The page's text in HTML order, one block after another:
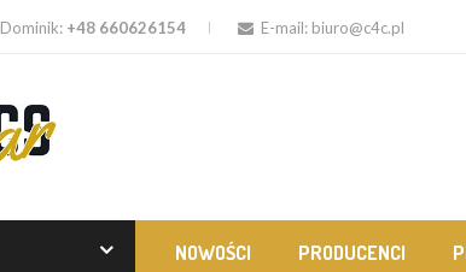
Dominik: +48 660626154 E-mail: biuro@c4c.pl
NOWOŚCI PRODUCENCI